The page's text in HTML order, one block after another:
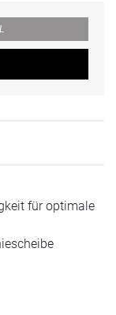
für optimale